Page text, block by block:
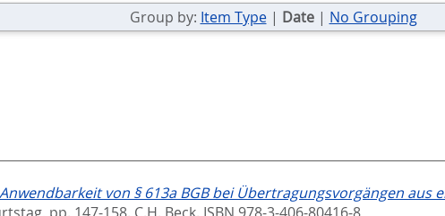
Group by: Item Type| Date| No Grouping
von § 613a BGB bei Übertragungsvorgängen aus